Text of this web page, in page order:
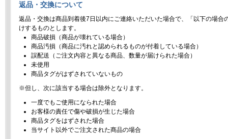
返品・交換について
返品・交換は商品到着後7日以内にご連絡いただいた場合で、「以下の場合
けするものとします。
商品破損（商品が壊れている場合）
商品汚損（商品に汚れと認められるものが付着している場合）
誤配送（ご注文内容と異なる商品、数量が届けられた場合）
未使用
商品タグがはずされていないもの
※但し、次に該当する場合は除外となります。
一度でもご使用になられた場合
お客様の責任で傷や破損が生じた場合
商品タグをはずされた場合
当サイト以外でご注文された商品の場合